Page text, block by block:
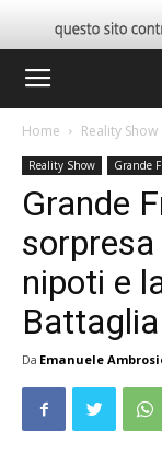
Home Reality Show
Reality Show Grande
Grande
nipoti e
Da Emanuele